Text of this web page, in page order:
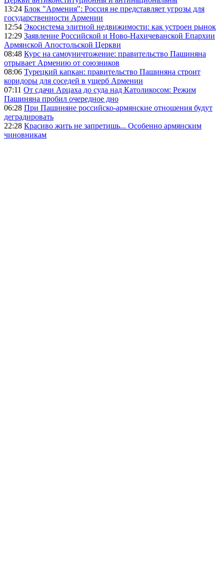
13:24 Блок "Армения": Россия не представляет угрозы для
государственности Армении
12:54 Экосистема элитной недвижимости: как устроен рынок
12:29 Заявление Российской и Ново-Нахичеванской Епархии
Армянской Апостольской Церкви
08:48 Курс на самоуничтожение: правительство Пашиняна
отрывает Армению от союзников
08:06 Турецкий капкан: правительство Пашиняна строит
коридоры для соседей в ущерб Армении
07:11 От сдачи Арцаха до суда над Католикосом: Режим
Пашиняна пробил очередное дно
06:28 При Пашиняне российско-армянские отношения будут
деградировать
22:28 Красиво жить не запретишь... Особенно армянским
чиновникам